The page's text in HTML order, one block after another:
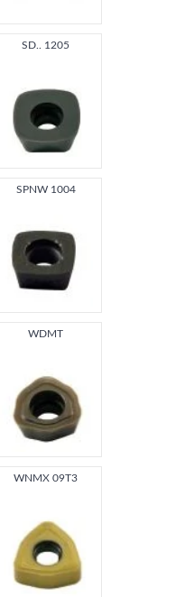
SD.. 1205
SPNW 1004
WDMT
WNMX 09T3